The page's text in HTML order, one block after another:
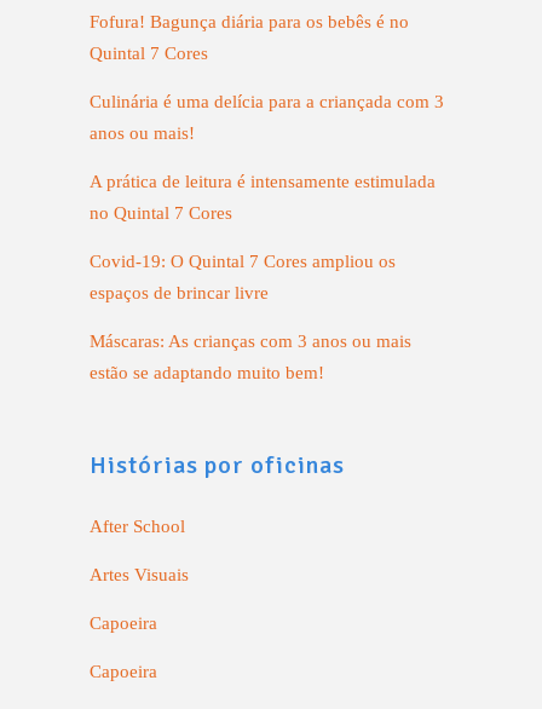
Fofura! Bagunça diária para os bebês é no
Quintal 7 Cores
Culinária é uma delícia para a criançada com 3
anos ou mais!
A prática de leitura é intensamente estimulada
no Quintal 7 Cores
Covid-19: O Quintal 7 Cores ampliou os
espaços de brincar livre
Máscaras: As crianças com 3 anos ou mais
estão se adaptando muito bem!
Histórias por oficinas
After School
Artes Visuais
Capoeira
Capoeira